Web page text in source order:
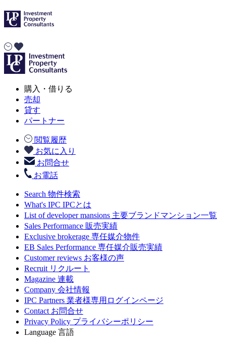
購入・借りる
売却
貸す
パートナー
閲覧履歴
お気に入り
お問合せ
お電話
Search 物件検索
What's IPC IPCとは
List of developer mansions 主要ブランドマンション一覧
Sales Performance 販売実績
Exclusive brokerage 専任媒介物件
EB Sales Performance 専任媒介販売実績
Customer reviews お客様の声
Recruit リクルート
Magazine 連載
Company 会社情報
IPC Partners 業者様専用ログインページ
Contact お問合せ
Privacy Policy プライバシーポリシー
Language 言語